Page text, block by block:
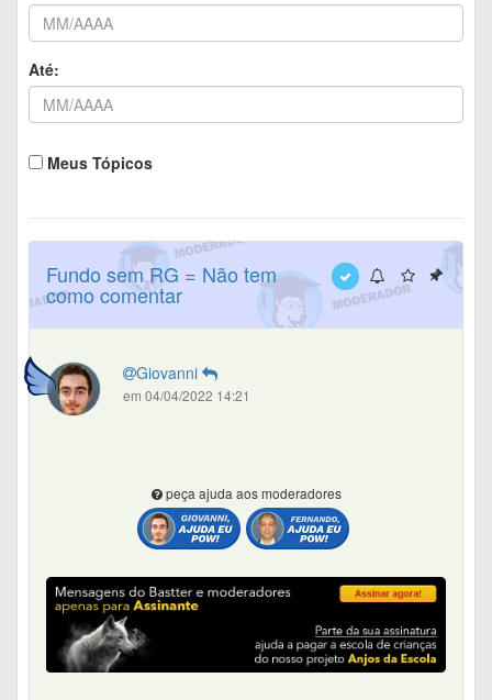
Até:
Meus Tópicos
Fundo sem RG = Não tem
como comentar
Giovanni
em 04/04/2022 14:21
peça ajuda aos moderadores